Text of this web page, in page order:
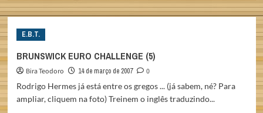
about
BRUNSWICK
E.B.T.
BRUNSWICK EURO CHALLENGE (5)
Bira Teodoro 14 de março de 2007
0
Rodrigo Hermes já está entre os gregos ... (já sabem, né? Para
ampliar, cliquem na foto) Treinem o inglês traduzindo...